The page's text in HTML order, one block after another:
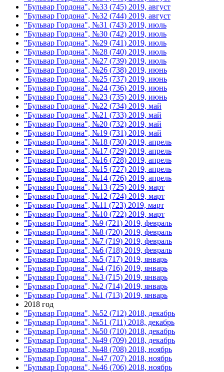
"Бульвар Гордона", №33 (745) 2019, август
"Бульвар Гордона", №32 (744) 2019, август
"Бульвар Гордона", №31 (743) 2019, июль
"Бульвар Гордона", №30 (742) 2019, июль
"Бульвар Гордона", №29 (741) 2019, июль
"Бульвар Гордона", №28 (740) 2019, июль
"Бульвар Гордона", №27 (739) 2019, июль
"Бульвар Гордона", №26 (738) 2019, июнь
"Бульвар Гордона", №25 (737) 2019, июнь
"Бульвар Гордона", №24 (736) 2019, июнь
"Бульвар Гордона", №23 (735) 2019, июнь
"Бульвар Гордона", №22 (734) 2019, май
"Бульвар Гордона", №21 (733) 2019, май
"Бульвар Гордона", №20 (732) 2019, май
"Бульвар Гордона", №19 (731) 2019, май
"Бульвар Гордона", №18 (730) 2019, апрель
"Бульвар Гордона", №17 (729) 2019, апрель
"Бульвар Гордона", №16 (728) 2019, апрель
"Бульвар Гордона", №15 (727) 2019, апрель
"Бульвар Гордона", №14 (726) 2019, апрель
"Бульвар Гордона", №13 (725) 2019, март
"Бульвар Гордона", №12 (724) 2019, март
"Бульвар Гордона", №11 (723) 2019, март
"Бульвар Гордона", №10 (722) 2019, март
"Бульвар Гордона", №9 (721) 2019, февраль
"Бульвар Гордона", №8 (720) 2019, февраль
"Бульвар Гордона", №7 (719) 2019, февраль
"Бульвар Гордона", №6 (718) 2019, февраль
"Бульвар Гордона", №5 (717) 2019, январь
"Бульвар Гордона", №4 (716) 2019, январь
"Бульвар Гордона", №3 (715) 2019, январь
"Бульвар Гордона", №2 (714) 2019, январь
"Бульвар Гордона", №1 (713) 2019, январь
2018 год
"Бульвар Гордона", №52 (712) 2018, декабрь
"Бульвар Гордона", №51 (711) 2018, декабрь
"Бульвар Гордона", №50 (710) 2018, декабрь
"Бульвар Гордона", №49 (709) 2018, декабрь
"Бульвар Гордона", №48 (708) 2018, ноябрь
"Бульвар Гордона", №47 (707) 2018, ноябрь
"Бульвар Гордона", №46 (706) 2018, ноябрь